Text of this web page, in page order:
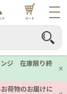
ンジ 在庫限り終
荷物のお届けに
ト カート